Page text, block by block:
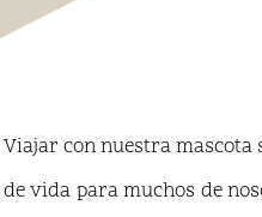
Viajar con nuestra mascota
de vida para muchos de